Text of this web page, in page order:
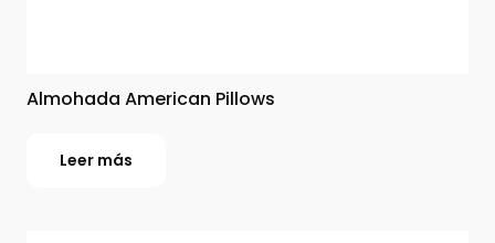
Almohada American Pillows
Leer más